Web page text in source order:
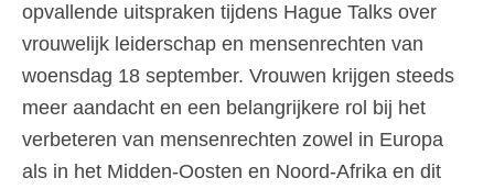
opvallende uitspraken tijdens Hague Talks over
vrouwelijk leiderschap en mensenrechten van
woensdag 18 september. Vrouwen krijgen steeds
meer aandacht en een belangrijkere rol bij het
verbeteren van mensenrechten zowel in Europa
als in het Midden-Oosten en Noord-Afrika en dit